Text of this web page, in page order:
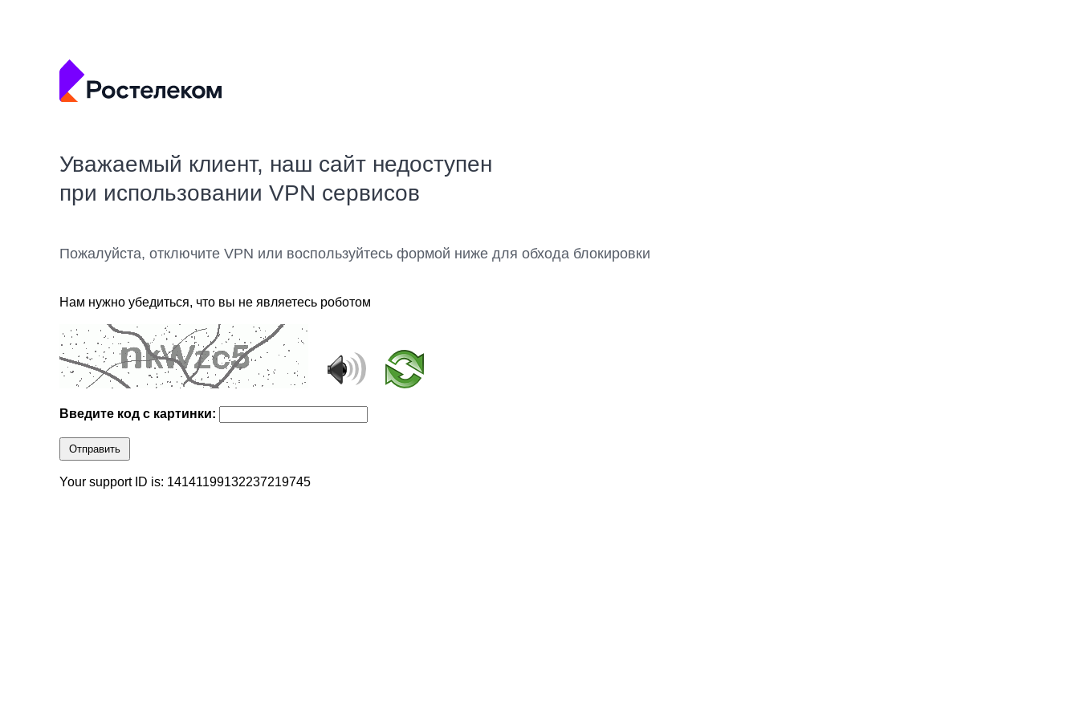
Уважаемый клиент, наш сайт недоступен
при использовании VPN сервисов
Пожалуйста, отключите VPN или воспользуйтесь формой ниже для обхода блокировки
Нам нужно убедиться, что вы не являетесь роботом
Введите код с картинки:
Отправить
Your support ID is: 14141199132237219745